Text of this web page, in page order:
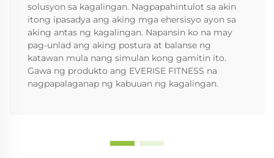
solusyon sa kagalingan. Nagpapahintulot sa akin
itong ipasadya ang aking mga ehersisyo ayon sa
aking antas ng kagalingan. Napansin ko na may
pag-unlad ang aking postura at balanse ng
katawan mula nang simulan kong gamitin ito.
Gawa ng produkto ang EVERISE FITNESS na
nagpapalaganap ng kabuuan ng kagalingan.